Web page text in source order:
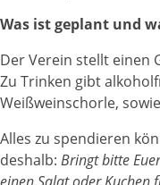
Was ist geplant und
Der Verein stellt einen
Zu Trinken gibt
Weißweinschorle,
Alles zu spendieren
deshalb: Bringt bitte